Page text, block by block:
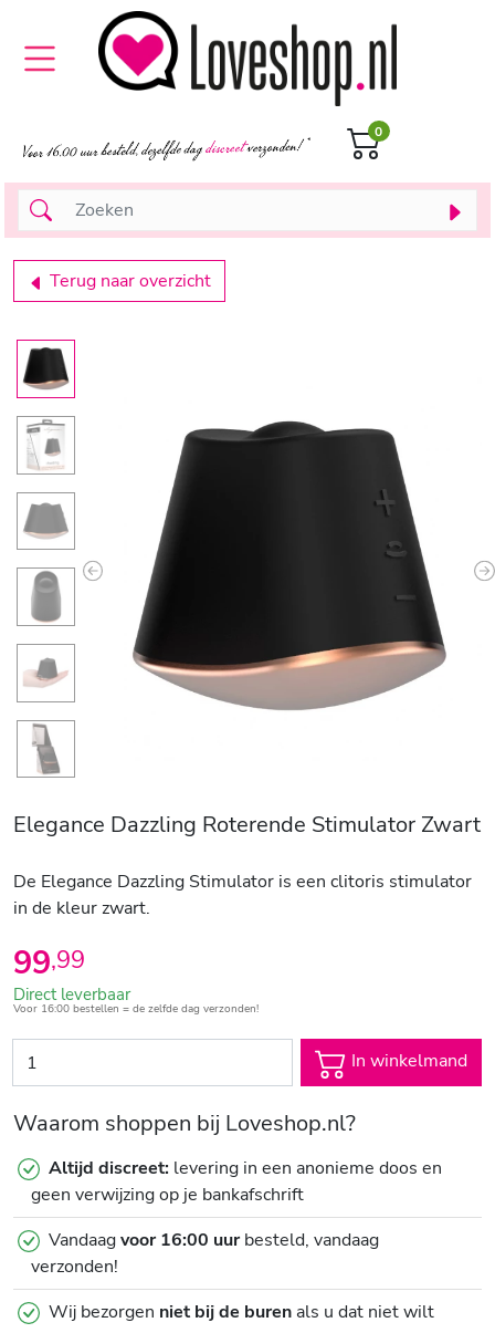
0
Terug naar overzicht
Previous
Elegance Dazzling Roterende Stimulator Zwart
De Elegance Dazzling Stimulator is een clitoris stimulator
in de kleur zwart.
99,99
Direct leverbaar
Voor 16:00 bestellen = de zelfde dag verzonden!
In winkelmand
Waarom shoppen bij Loveshop.nl?
Altijd discreet: levering in een anonieme doos en
geen verwijzing op je bankafschrift
Vandaagvoor 16:00 uurbesteld, vandaag
verzonden!
Wij bezorgen niet bij de burenals u dat niet wilt